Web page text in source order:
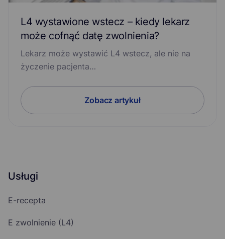
L4 wystawione wstecz – kiedy lekarz
może cofnąć datę zwolnienia?
Lekarz może wystawić L4 wstecz, ale nie na
życzenie pacjenta…
Zobacz artykuł
Usługi
E-recepta
E zwolnienie (L4)